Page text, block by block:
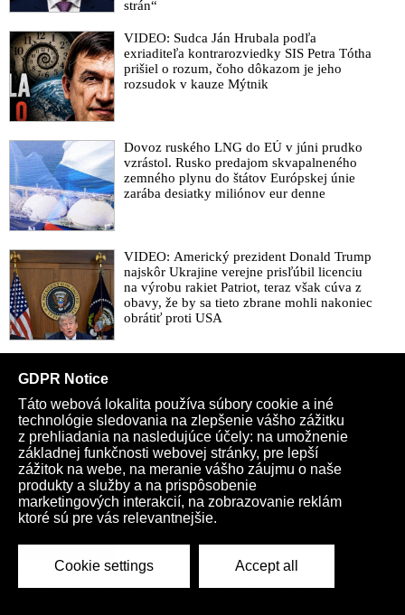
strán“
VIDEO: Sudca Ján Hrubala podľa
exriaditeľa kontrarozviedky SIS Petra Tótha
prišiel o rozum, čoho dôkazom je jeho
rozsudok v kauze Mýtnik
Dovoz ruského LNG do EÚ v júni prudko
vzrástol. Rusko predajom skvapalneného
zemného plynu do štátov Európskej únie
zarába desiatky miliónov eur denne
VIDEO: Americký prezident Donald Trump
najskôr Ukrajine verejne prisľúbil licenciu
na výrobu rakiet Patriot, teraz však cúva z
obavy, že by sa tieto zbrane mohli nakoniec
obrátiť proti USA
sociálnych sieťach a šíri chaos
Irán nepustí lode cez Hormuzský prieliv,
kým USA nesplnia podmienky a neuhradia
vojnové škody. Donald Trump je pripravený
eskalovať ekonomický tlak na Teherán
VIDEO: Mimoriadne nízka hladina Dunaja odhalila nielen zvyšky